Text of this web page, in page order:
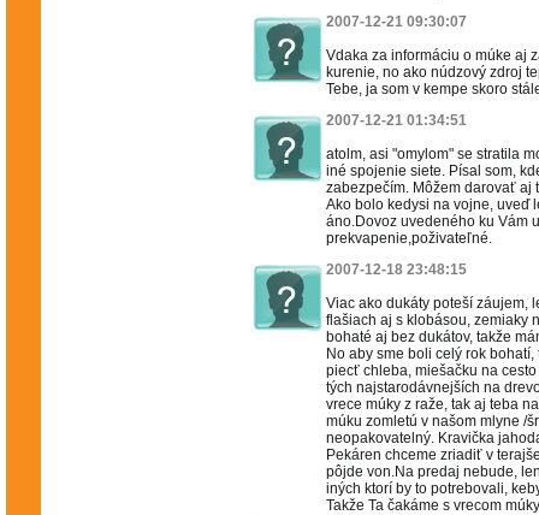
2007-12-21 09:30:07
Vdaka za informáciu o múke aj
kurenie, no ako núdzový zdroj
Tebe, ja som v kempe skoro
2007-12-21 01:34:51
atolm, asi "omylom" se stratila
iné spojenie siete. Písal som,
zabezpečím. Môžem darovať aj
Ako bolo kedysi na vojne, uveď
áno.Dovoz uvedeného ku Vám
prekvapenie,poživateľné.
2007-12-18 23:48:15
Viac ako dukáty poteší záujem,
flašiach aj s klobásou, zemiaky
bohaté aj bez dukátov, takže
No aby sme boli celý rok
piecť chleba, miešačku na
tých najstarodávnejších na
vrece múky z raže, tak aj teba
múku zomletú v našom mlyne /
neopakovatelný. Kravička
Pekáren chceme zriadiť v
pôjde von.Na predaj nebude,
iných ktorí by to potrebovali,
Takže Ta čakáme s vrecom